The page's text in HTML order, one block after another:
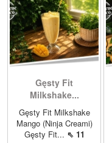
Gęsty Fit
Milkshake...
Gęsty Fit Milkshake
Mango (Ninja Creami)
Gęsty Fit... ⇖ 11